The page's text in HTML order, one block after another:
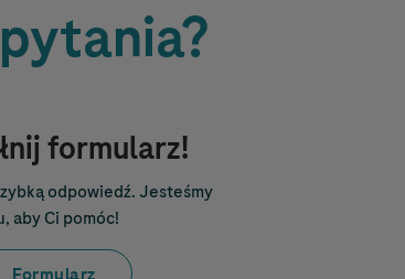
formularz!
odpowiedź. Jesteśmy
aby Ci pomóc!